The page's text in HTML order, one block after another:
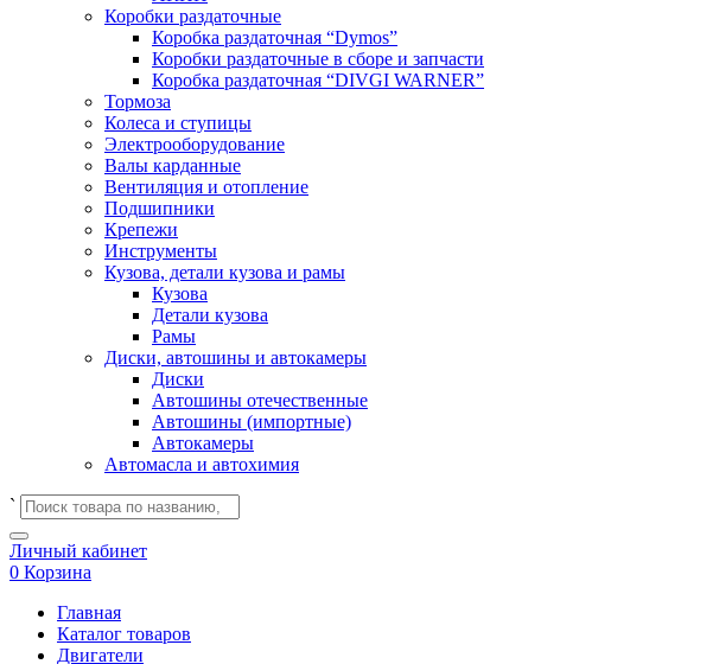
Коробки раздаточные
Коробка раздаточная “Dymos”
Коробки раздаточные в сборе и запчасти
Коробка раздаточная “DIVGI WARNER”
Тормоза
Колеса и ступицы
Электрооборудование
Валы карданные
Вентиляция и отопление
Подшипники
Крепежи
Инструменты
Кузова, детали кузова и рамы
Кузова
Детали кузова
Рамы
Диски, автошины и автокамеры
Диски
Автошины отечественные
Автошины (импортные)
Автокамеры
Автомасла и автохимия
`
Личный кабинет
0 Корзина
Главная
Каталог товаров
Двигатели